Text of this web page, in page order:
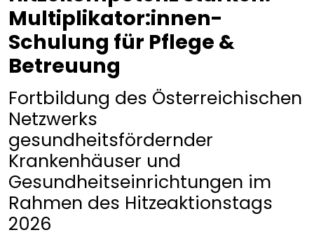
Multiplikator:innen-
Schulung für Pflege &
Betreuung
Fortbildung des Österreichischen
Netzwerks
gesundheitsfördernder
Krankenhäuser und
Gesundheitseinrichtungen im
Rahmen des Hitzeaktionstags
2026